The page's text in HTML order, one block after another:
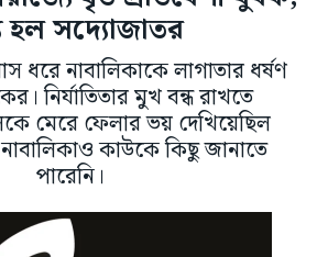
হল সদ্যোজাতর
ধরে নাবালিকাকে লাগাতার ধর্ষণ
নির্যাতিতার মুখ বন্ধ রাখতে
মেরে ফেলার ভয় দেখিয়েছিল
কাউকে কিছু জানাতে
পারেনি।